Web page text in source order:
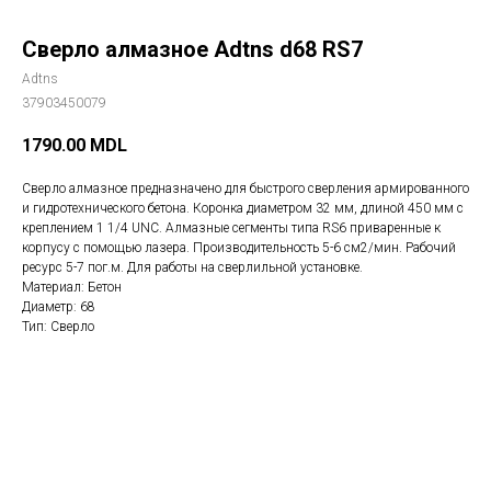
Сверло алмазное Adtns d68 RS7
Adtns
37903450079
1790.00 MDL
Сверло алмазное предназначено для быстрого сверления армированного
и гидротехнического бетона. Коронка диаметром 32 мм, длиной 450 мм с
креплением 1 1/4 UNC. Алмазные сегменты типа RS6 приваренные к
корпусу с помощью лазера. Производительность 5-6 см2/мин. Рабочий
ресурс 5-7 пог.м. Для работы на сверлильной установке.
Материал: Бетон
Диаметр: 68
Тип: Сверло